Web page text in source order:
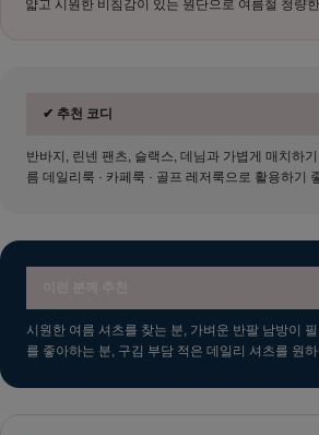
얇고 시원한 비침감이 있는 원단으로 여름철 청량
✔ 추천 코디
반바지, 린넨 팬츠, 슬랙스, 데님과 가볍게 매치하
름 데일리룩 · 카페룩 · 골프 레저룩으로 활용하기
시원한 여름 셔츠를 찾는 분, 가벼운 반팔 남방이
를 좋아하는 분, 구김 부담 적은 데일리 셔츠를 원